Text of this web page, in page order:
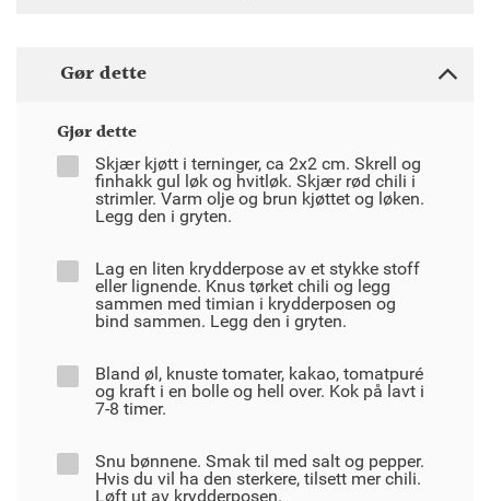
Gør dette
Gjør dette
Skjær kjøtt i terninger, ca 2x2 cm. Skrell og
finhakk gul løk og hvitløk. Skjær rød chili i
strimler. Varm olje og brun kjøttet og løken.
Legg den i gryten.
Lag en liten krydderpose av et stykke stoff
eller lignende. Knus tørket chili og legg
sammen med timian i krydderposen og
bind sammen. Legg den i gryten.
Bland øl, knuste tomater, kakao, tomatpuré
og kraft i en bolle og hell over. Kok på lavt i
7-8 timer.
Snu bønnene. Smak til med salt og pepper.
Hvis du vil ha den sterkere, tilsett mer chili.
Løft ut av krydderposen.